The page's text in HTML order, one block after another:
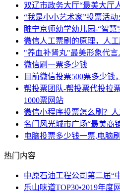
双辽市政务大厅“最美大厅
“我是小小艺术家”投票活
睢宁京师幼学幼儿园-“智
微信人工票刷的原理，人
"养血补肾丸"最美形象代言
微信刷一票多少钱
目前微信投票500票多少钱
帮投票团队-帮投票代投拉
1000票网站
微信小程序投票怎么刷？
名门风光城市广场“最美商
电脑投票多少钱一票,电脑
热门内容
中原石油工程公司第二届“
乐山味道TOP30•2019年度